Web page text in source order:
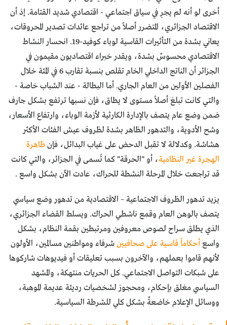
أخرى لو أنه لم يجرِ في سياق اجتماعي - اقتصادي شديد القتامة. إذ أن
الاقتصاد الجزائري، المتضرر أصلاً من تراجع عائدات تصدير المحروقات،
يعاني بشدة من التأثيرات القاسية لوباء كوفيد-19. انحسار النشاط
الاقتصادي محسوسٌ بشدة، ويقدر خبراء اقتصاديون مقيمون في
الجزائر أن الناتج الداخلي الخام تقلص بنسبة تقارب 6 في المئة خلال
الفصلين الأولين من العام الجاري. أما البطالة - عند الشباب خاصة -
والتي كانت تبلغ أصلاً مستوى لا يطاق، فإن نسبها ترتفع بشكل جارف
ضمن وضع عام يتصف بالإدارة الكارثية لأزمة الوباء، وارتفاع الأسعار،
وشح الأدوية، والتدهور الظاهر بشدة لظروف عيش الفئات الأكثر
هشاشة. وكدلالة لا تقبل الدحض على غياب البدائل، فإنظاهرة
الهجرة غير النظامية، أو "الحرقة" كما تُسمى في الجزائر، والتي كانت
قد تراجعت خلال المرحلة النشطة للحراك، عادت الآن بشكل واسع .
يزيد تدهور الظروف الاجتماعية – الاقتصادية من تدهور وضع سياسي
يتصف بالوهن العام وقمع ناشطي الحراك. ويسلط القضاء الجزائري،
الذي يطلق سراح لصوص معروفين ومرتبطين بقمة النظام، بشكل
واسعأحكاماً قاسية على صحافيينشرفاء ومواطنين مسالمين، الأولون
لأنهم قاموا بعملهم، والآخرون بسبب تعليقات أو فيديوهات شاركوها
على شبكات التواصل الاجتماعي. كل الحريات منتهكة، والمشهد
السياسي مغلق بإحكام، ومحجوز لشخصيات رديئة عديمة الموهبة،
ووسائل الإعلام خاضعةٌ بشكل كلي للشرطة السياسية.